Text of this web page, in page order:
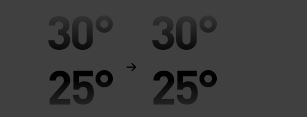
30°
25°
30°
25°